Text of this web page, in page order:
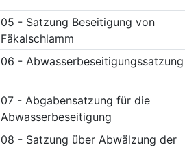
05 - Satzung Beseitigung von
Fäkalschlamm
06 - Abwasserbeseitigungssatzung
07 - Abgabensatzung für die
Abwasserbeseitigung
08 - Satzung über Abwälzung der